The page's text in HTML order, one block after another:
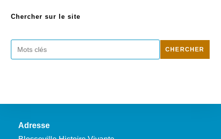
Chercher sur le site
Rechercher
CHERCHER
Adresse